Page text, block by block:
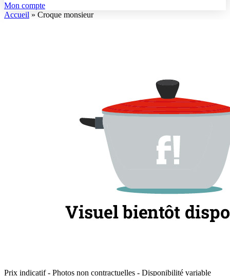
Mon compte
Accueil » Croque monsieur
Prix indicatif - Photos non contractuelles - Disponibilité variable